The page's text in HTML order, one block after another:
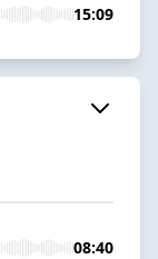
15:09
08:40